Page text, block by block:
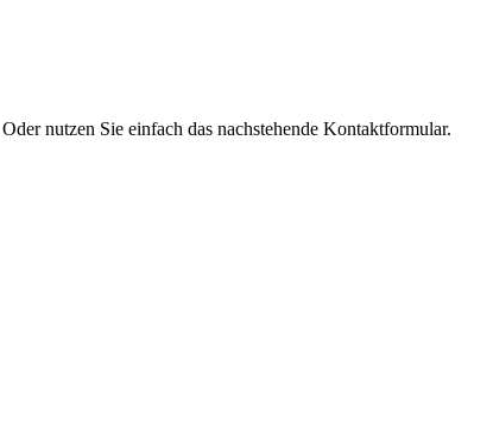
nutzen Sie einfach das nachstehende Kontaktformular.